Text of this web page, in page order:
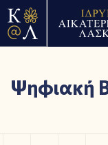
Ψηφιακή